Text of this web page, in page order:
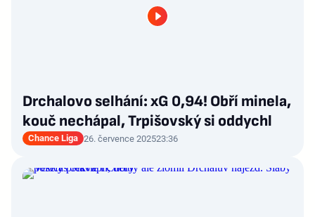
Drchalovo selhání: xG 0,94! Obří minela,
kouč nechápal, Trpišovský si oddychl
Chance Liga 26. července 202523:36